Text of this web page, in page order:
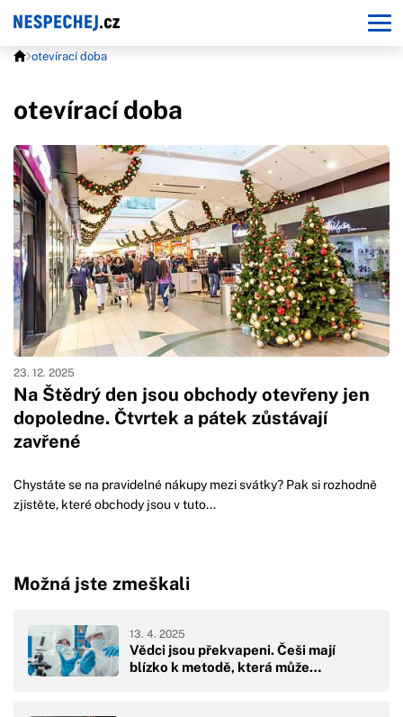
otevírací doba
otevírací doba
Na Štědrý den jsou obchody otevřeny jen
dopoledne. Čtvrtek a pátek zůstávají
zavřené
23. 12. 2025
Chystáte se na pravidelné nákupy mezi svátky? Pak si rozhodně
zjistěte, které obchody jsou v tuto...
Možná jste zmeškali
Vědci jsou překvapeni. Češi mají
blízko k metodě, která může…
13. 4. 2025